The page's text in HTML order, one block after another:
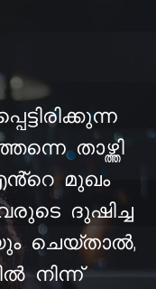
താഴ്ത്തി
മുഖം
ദുഷിച്ച
ചെയ്താൽ,
നിന്ന്